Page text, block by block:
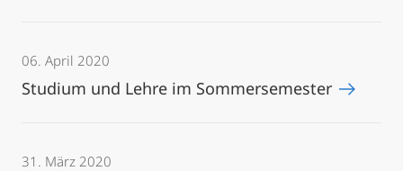
06. April 2020
Studium und Lehre im Sommersemester
31. März 2020